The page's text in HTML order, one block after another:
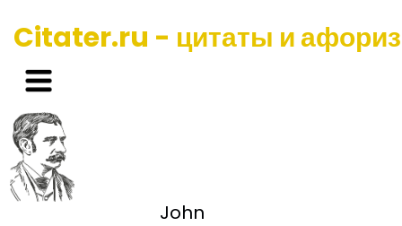
Citater.ru - цитаты и
John